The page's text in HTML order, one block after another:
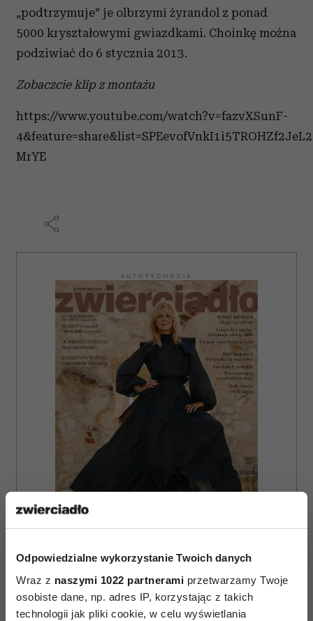
Odpowiedzialne wykorzystanie Twoich danych
Wraz z naszymi 1022 partnerami przetwarzamy Twoje
osobiste dane, np. adres IP, korzystając z takich
technologii jak pliki cookie, w celu wyświetlania
„podtrzymuje” je olbrzymi żyrandol z ponad
5000 kryształowymi gwiazdkami. Choinkę można
podziwiać do 6 stycznia 2013.
Zobaczcie klip z montażu
https://www.youtube.com/watch?v=fazvXSunF-
MrYE
AUTOPROMOCJA
ZAMÓW
WYDANIE DRUKOWANE
E-WYDANIE